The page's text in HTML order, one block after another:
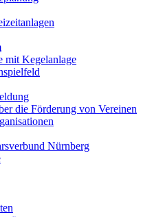
mit Kegelanlage
die Förderung von Vereinen
Nürnberg